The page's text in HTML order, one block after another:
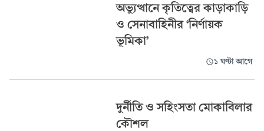
অভ্যুত্থানে কৃতিত্বের কাড়াকাড়ি
ও সেনাবাহিনীর ‘নির্ণায়ক
ভূমিকা’
১ ঘণ্টা আগে
দুর্নীতি ও সহিংসতা মোকাবিলার
কৌশল